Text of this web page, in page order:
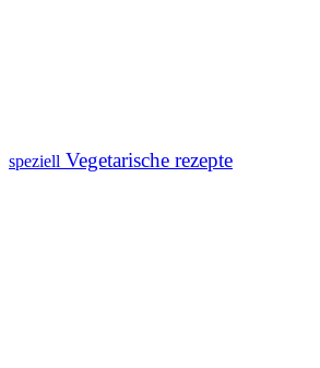
speziell Vegetarische rezepte